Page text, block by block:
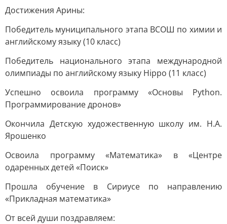
Достижения Арины:
Победитель муниципального этапа ВСОШ по химии и
английскому языку (10 класс)
Победитель национального этапа международной
олимпиады по английскому языку Hippo (11 класс)
Успешно освоила программу «Основы Python.
Программирование дронов»
Окончила Детскую художественную школу им. Н.А.
Ярошенко
Освоила программу «Математика» в «Центре
одаренных детей «Поиск»
Прошла обучение в Сириусе по направлению
«Прикладная математика»
От всей души поздравляем: